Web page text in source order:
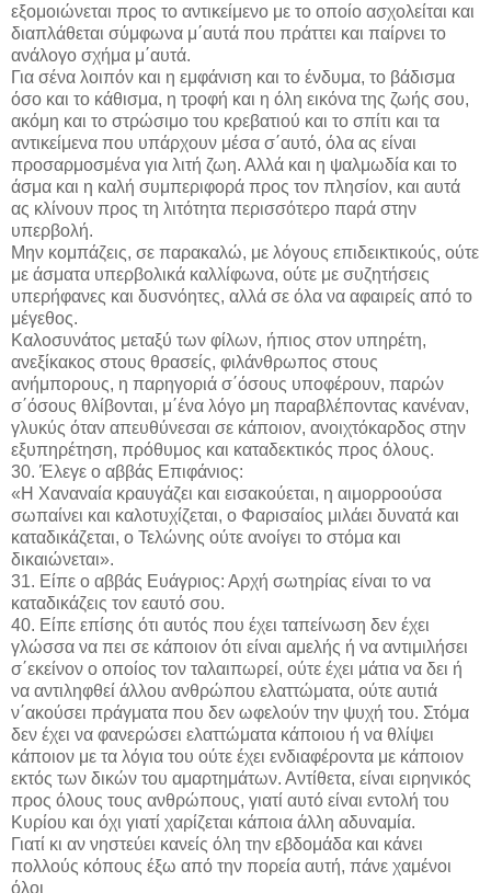
εξομοιώνεται προς το αντικείμενο με το οποίο ασχολείται και
διαπλάθεται σύμφωνα μ΄αυτά που πράττει και παίρνει το
ανάλογο σχήμα μ΄αυτά.
Για σένα λοιπόν και η εμφάνιση και το ένδυμα, το βάδισμα
όσο και το κάθισμα, η τροφή και η όλη εικόνα της ζωής σου,
ακόμη και το στρώσιμο του κρεβατιού και το σπίτι και τα
αντικείμενα που υπάρχουν μέσα σ΄αυτό, όλα ας είναι
προσαρμοσμένα για λιτή ζωη. Αλλά και η ψαλμωδία και το
άσμα και η καλή συμπεριφορά προς τον πλησίον, και αυτά
ας κλίνουν προς τη λιτότητα περισσότερο παρά στην
υπερβολή.
Μην κομπάζεις, σε παρακαλώ, με λόγους επιδεικτικούς, ούτε
με άσματα υπερβολικά καλλίφωνα, ούτε με συζητήσεις
υπερήφανες και δυσνόητες, αλλά σε όλα να αφαιρείς από το
μέγεθος.
Καλοσυνάτος μεταξύ των φίλων, ήπιος στον υπηρέτη,
ανεξίκακος στους θρασείς, φιλάνθρωπος στους
ανήμπορους, η παρηγοριά σ΄όσους υποφέρουν, παρών
σ΄όσους θλίβονται, μ΄ένα λόγο μη παραβλέποντας κανέναν,
γλυκύς όταν απευθύνεσαι σε κάποιον, ανοιχτόκαρδος στην
εξυπηρέτηση, πρόθυμος και καταδεκτικός προς όλους.
30. Έλεγε ο αββάς Επιφάνιος:
«Η Χαναναία κραυγάζει και εισακούεται, η αιμορροούσα
σωπαίνει και καλοτυχίζεται, ο Φαρισαίος μιλάει δυνατά και
καταδικάζεται, ο Τελώνης ούτε ανοίγει το στόμα και
δικαιώνεται».
31. Είπε ο αββάς Ευάγριος: Αρχή σωτηρίας είναι το να
καταδικάζεις τον εαυτό σου.
40. Είπε επίσης ότι αυτός που έχει ταπείνωση δεν έχει
γλώσσα να πει σε κάποιον ότι είναι αμελής ή να αντιμιλήσει
σ΄εκείνον ο οποίος τον ταλαιπωρεί, ούτε έχει μάτια να δει ή
να αντιληφθεί άλλου ανθρώπου ελαττώματα, ούτε αυτιά
ν΄ακούσει πράγματα που δεν ωφελούν την ψυχή του. Στόμα
δεν έχει να φανερώσει ελαττώματα κάποιου ή να θλίψει
κάποιον με τα λόγια του ούτε έχει ενδιαφέροντα με κάποιον
εκτός των δικών του αμαρτημάτων. Αντίθετα, είναι ειρηνικός
προς όλους τους ανθρώπους, γιατί αυτό είναι εντολή του
Κυρίου και όχι γιατί χαρίζεται κάποια άλλη αδυναμία.
Γιατί κι αν νηστεύει κανείς όλη την εβδομάδα και κάνει
πολλούς κόπους έξω από την πορεία αυτή, πάνε χαμένοι
όλοι